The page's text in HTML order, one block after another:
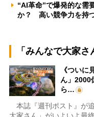
“AI革命”で爆発的な需
か？ 高い競争力を持
「みんなで大家
《ついに
ん」2000
ら…
本誌『週刊ポスト』が
大家さん」がいよいよ最